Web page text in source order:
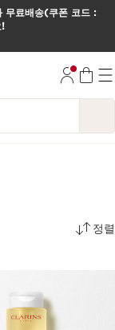
무료배송(쿠폰 코드 :
정렬